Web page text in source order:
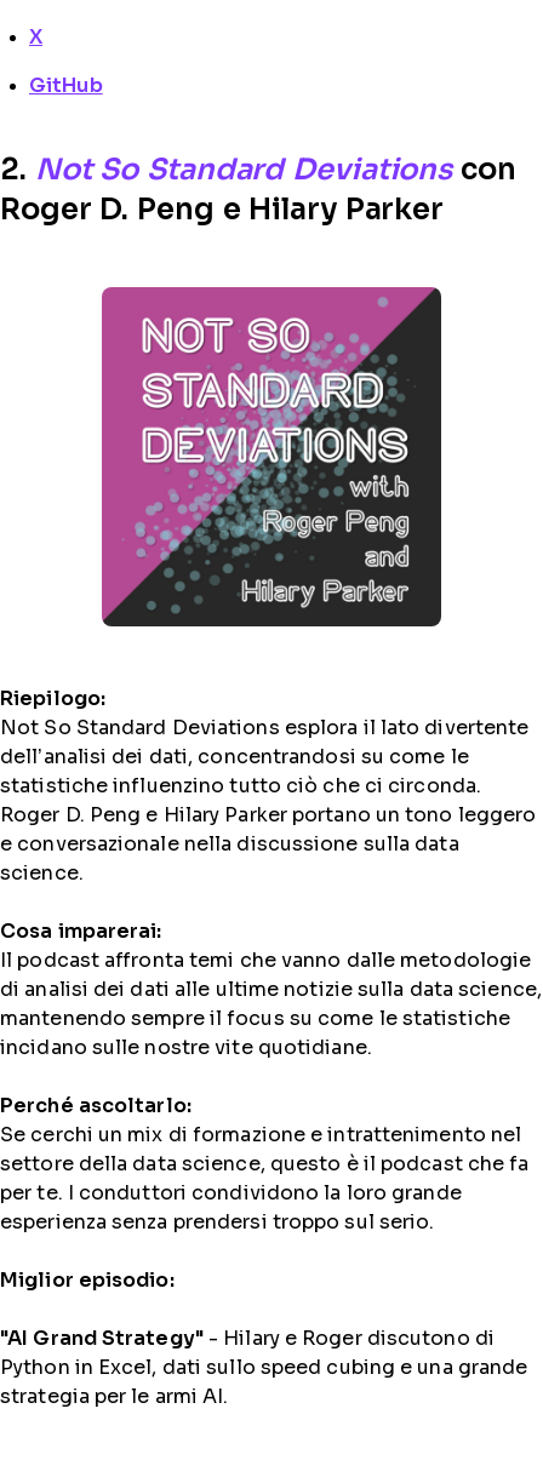
X
GitHub
2. Not So Standard Deviationscon
Roger D. Peng e Hilary Parker
Riepilogo:
Not So Standard Deviations esplora il lato divertente
dell’analisi dei dati, concentrandosi su come le
statistiche influenzino tutto ciò che ci circonda.
Roger D. Peng e Hilary Parker portano un tono leggero
e conversazionale nella discussione sulla data
science.
Cosa imparerai:
Il podcast affronta temi che vanno dalle metodologie
di analisi dei dati alle ultime notizie sulla data science,
mantenendo sempre il focus su come le statistiche
incidano sulle nostre vite quotidiane.
Perché ascoltarlo:
Se cerchi un mix di formazione e intrattenimento nel
settore della data science, questo è il podcast che fa
per te. I conduttori condividono la loro grande
esperienza senza prendersi troppo sul serio.
Miglior episodio:
"AI Grand Strategy"- Hilary e Roger discutono di
Python in Excel, dati sullo speed cubing e una grande
strategia per le armi AI.